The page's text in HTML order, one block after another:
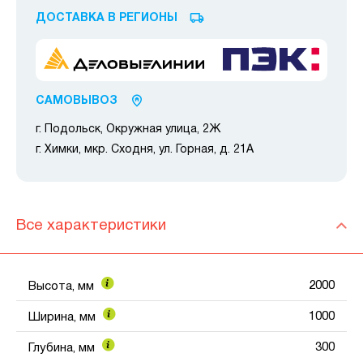
ДОСТАВКА В РЕГИОНЫ
САМОВЫВОЗ
г. Подольск, Окружная улица, 2Ж
г. Химки, мкр. Сходня, ул. Горная, д. 21А
Все характеристики
Высота, мм 2000
Ширина, мм 1000
Глубина, мм 300